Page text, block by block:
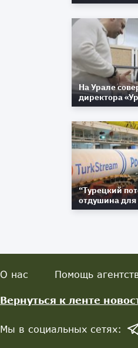
На Урале
директора
“Турецкий
отдушина
О нас Помощь
Вернуться к ленте
Мы в социальных сетях: